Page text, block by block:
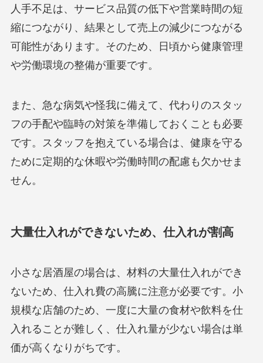
人手不足は、サービス品質の低下や営業時間の短
縮につながり、結果として売上の減少につながる
可能性があります。そのため、日頃から健康管理
や労働環境の整備が重要です。
また、急な病気や怪我に備えて、代わりのスタッ
フの手配や臨時の対策を準備しておくことも必要
です。スタッフを抱えている場合は、健康を守る
ために定期的な休暇や労働時間の配慮も欠かせま
せん。
大量仕入れができないため、仕入れが割高
小さな居酒屋の場合は、材料の大量仕入れができ
ないため、仕入れ費の高騰に注意が必要です。小
規模な店舗のため、一度に大量の食材や飲料を仕
入れることが難しく、仕入れ量が少ない場合は単
価が高くなりがちです。